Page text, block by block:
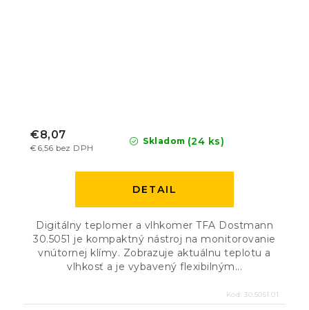
Skladom (24 ks)
€6,56 bez DPH
€8,07
DETAIL
Digitálny teplomer a vlhkomer TFA Dostmann
30.5051 je kompaktný nástroj na monitorovanie
vnútornej klímy. Zobrazuje aktuálnu teplotu a
vlhkosť a je vybavený flexibilným...
Kód: 30.5051.01